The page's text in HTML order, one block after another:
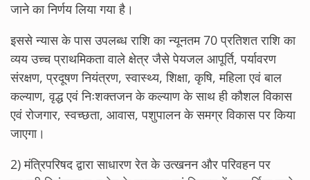
जाने का निर्णय लिया गया है।
इससे न्यास के पास उपलब्ध राशि का न्यूनतम 70 प्रतिशत राशि का
व्यय उच्च प्राथमिकता वाले क्षेत्र जैसे पेयजल आपूर्ति, पर्यावरण
संरक्षण, प्रदूषण नियंत्रण, स्वास्थ्य, शिक्षा, कृषि, महिला एवं बाल
कल्याण, वृद्ध एवं निःशक्तजन के कल्याण के साथ ही कौशल विकास
एवं रोजगार, स्वच्छता, आवास, पशुपालन के समग्र विकास पर किया
जाएगा।
2) मंत्रिपरिषद द्वारा साधारण रेत के उत्खनन और परिवहन पर